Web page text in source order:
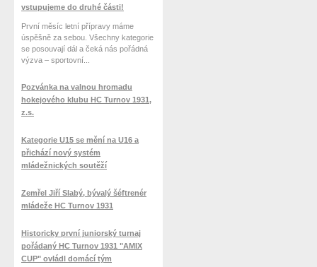
vstupujeme do druhé části!
První měsíc letní přípravy máme
úspěšně za sebou. Všechny kategorie
se posouvají dál a čeká nás pořádná
výzva – sportovní...
Pozvánka na valnou hromadu
hokejového klubu HC Turnov 1931,
z.s.
Kategorie U15 se mění na U16 a
přichází nový systém
mládežnických soutěží
Zemřel Jiří Slabý, bývalý šéftrenér
mládeže HC Turnov 1931
Historicky první juniorský turnaj
pořádaný HC Turnov 1931 "AMIX
CUP" ovládl domácí tým